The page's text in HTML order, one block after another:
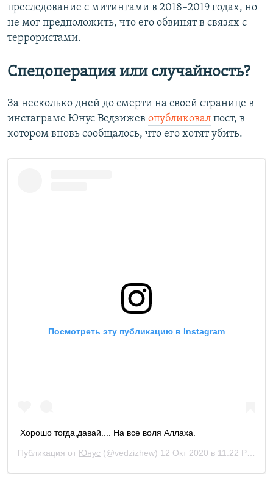
преследование с митингами в 2018–2019 годах, но
не мог предположить, что его обвинят в связях с
террористами.
Спецоперация или случайность?
За несколько дней до смерти на своей странице в
инстаграме Юнус Ведзижев опубликовал пост, в
котором вновь сообщалось, что его хотят убить.